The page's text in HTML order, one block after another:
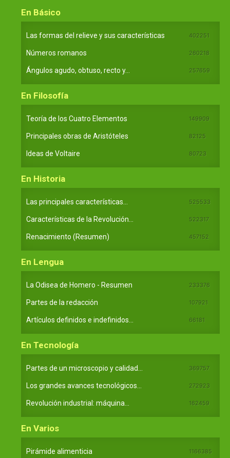
En Básico
Las formas del relieve y sus características 402251
Números romanos 260218
Ángulos agudo, obtuso, recto y... 257659
En Filosofía
Teoría de los Cuatro Elementos 149909
Principales obras de Aristóteles 82125
Ideas de Voltaire 80723
En Historia
Las principales características... 525533
Características de la Revolución... 522317
Renacimiento (Resumen) 457152
En Lengua
La Odisea de Homero - Resumen 233376
Partes de la redacción 107921
Artículos definidos e indefinidos... 66181
En Tecnología
Partes de un microscopio y calidad... 369757
Los grandes avances tecnológicos... 272923
Revolución industrial: máquina... 162459
En Varios
Pirámide alimenticia 1166385